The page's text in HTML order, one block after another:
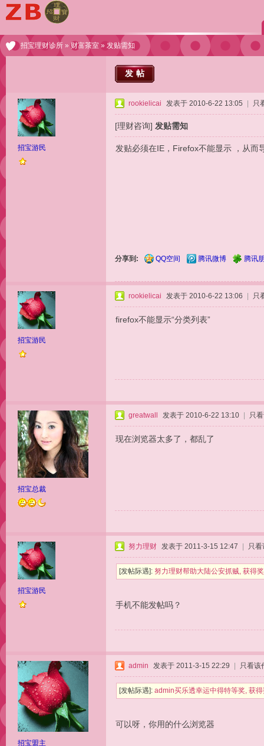
招宝理财诊所 »财富茶室 » 发贴需知
发帖
招宝游民
rookielicai 发表于 2010-6-22 13:05 只
[理财咨询] 发贴需知
发贴必须在IE，Firefox不能显示 ，从而
分享到: QQ空间 腾讯微博 腾讯
招宝游民
rookielicai 发表于 2010-6-22 13:06 只
firefox不能显示“分类列表”
招宝总裁
greatwall 发表于 2010-6-22 13:10 只
现在浏览器太多了，都乱了
招宝游民
努力理财 发表于 2011-3-15 12:47 只看
[发帖际遇]: 努力理财帮助大陆公安抓贼, 获得
手机不能发帖吗？
招宝盟主
admin 发表于 2011-3-15 22:29 只看该
[发帖际遇]: admin买乐透幸运中得特等奖, 获
可以呀，你用的什么浏览器